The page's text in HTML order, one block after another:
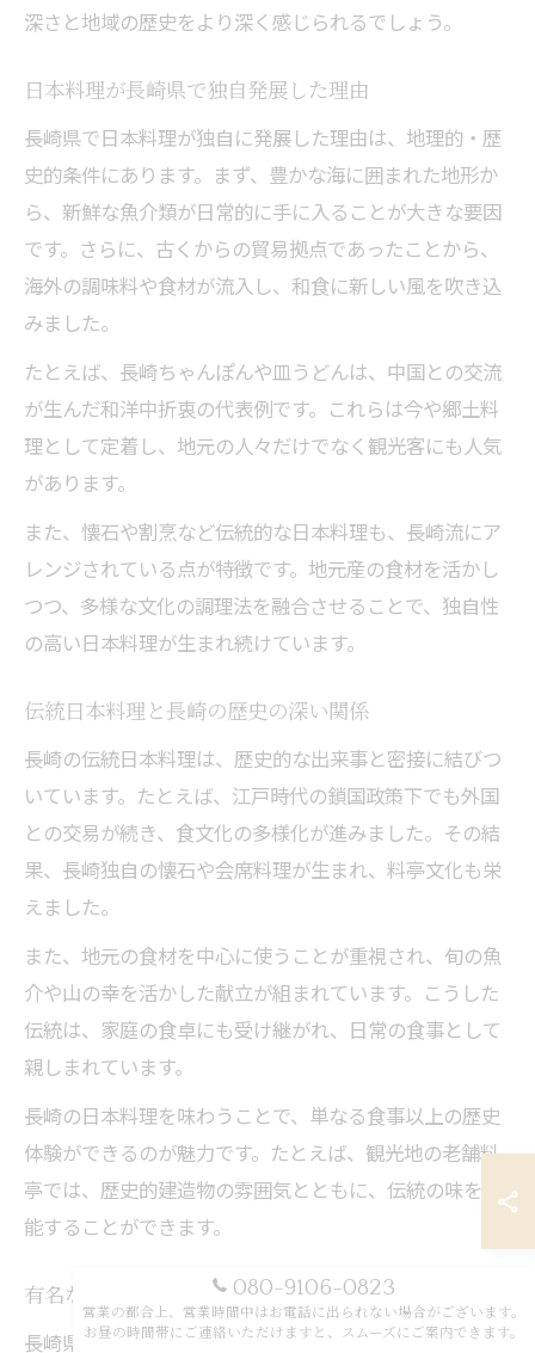
深さと地域の歴史をより深く感じられるでしょう。
日本料理が長崎県で独自発展した理由
長崎県で日本料理が独自に発展した理由は、地理的・歴
史的条件にあります。まず、豊かな海に囲まれた地形か
ら、新鮮な魚介類が日常的に手に入ることが大きな要因
です。さらに、古くからの貿易拠点であったことから、
海外の調味料や食材が流入し、和食に新しい風を吹き込
みました。
たとえば、長崎ちゃんぽんや皿うどんは、中国との交流
が生んだ和洋中折衷の代表例です。これらは今や郷土料
理として定着し、地元の人々だけでなく観光客にも人気
があります。
また、懐石や割烹など伝統的な日本料理も、長崎流にア
レンジされている点が特徴です。地元産の食材を活かし
つつ、多様な文化の調理法を融合させることで、独自性
の高い日本料理が生まれ続けています。
伝統日本料理と長崎の歴史の深い関係
長崎の伝統日本料理は、歴史的な出来事と密接に結びつ
いています。たとえば、江戸時代の鎖国政策下でも外国
との交易が続き、食文化の多様化が進みました。その結
果、長崎独自の懐石や会席料理が生まれ、料亭文化も栄
えました。
また、地元の食材を中心に使うことが重視され、旬の魚
介や山の幸を活かした献立が組まれています。こうした
伝統は、家庭の食卓にも受け継がれ、日常の食事として
親しまれています。
長崎の日本料理を味わうことで、単なる食事以上の歴史
体験ができるのが魅力です。たとえば、観光地の老舗料
亭では、歴史的建造物の雰囲気とともに、伝統の味を堪
能することができます。
有名な日本料理に見る長崎の食文化進化
長崎県の有名な日本料理には、大村ずしや卓袱料理、皿
080-9106-0823
営業の都合上、営業時間中はお電話に出られない場合がございます。
お昼の時間帯にご連絡いただけますと、スムーズにご案内できます。